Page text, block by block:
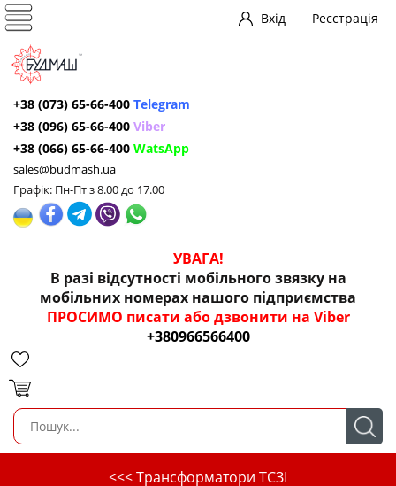
Вхід Реєстрація
+38 (073) 65-66-400 Telegram
+38 (096) 65-66-400 Viber
+38 (066) 65-66-400 WatsApp
sales@budmash.ua
Графік: Пн-Пт з 8.00 до 17.00
УВАГА!
В разі відсутності мобільного звязку на
мобільних номерах нашого підприємства
ПРОСИМО писати або дзвонити на Viber
+380966566400
<<< Трансформатори ТСЗІ